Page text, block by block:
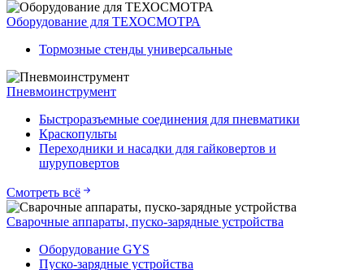
Оборудование для ТЕХОСМОТРА
Тормозные стенды универсальные
Пневмоинструмент
Быстроразъемные соединения для пневматики
Краскопульты
Переходники и насадки для гайковертов и
шуруповертов
Смотреть всё
Сварочные аппараты, пуско-зарядные устройства
Оборудование GYS
Пуско-зарядные устройства